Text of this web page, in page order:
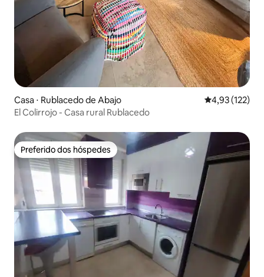
Casa ⋅ Rublacedo de Abajo 4,93 de uma
4,93 (122)
El Colirrojo - Casa rural Rublacedo
Preferido dos hóspedes
Preferido dos hóspedes